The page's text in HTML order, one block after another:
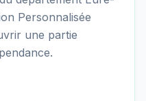
Personnalisée
une partie